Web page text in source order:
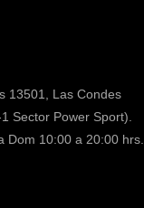
13501, Las Condes
Sector Power Sport).
Dom 10:00 a 20:00 hrs.